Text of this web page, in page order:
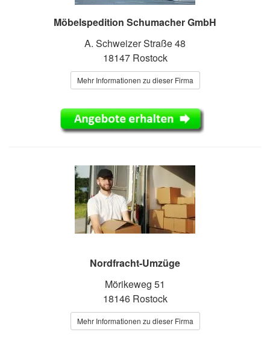
Möbelspedition Schumacher GmbH
A. Schweizer Straße 48
18147 Rostock
Mehr Informationen zu dieser Firma
Nordfracht-Umzüge
Mörikeweg 51
18146 Rostock
Mehr Informationen zu dieser Firma